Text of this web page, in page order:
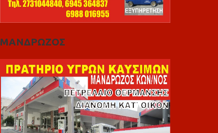
ΜΑΝΔΡΩΖΟΣ